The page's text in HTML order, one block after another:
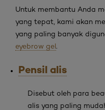
Untuk membantu Anda
yang tepat, kami akan
yang paling banyak
eyebrow gel.
Pensil alis
Disebut oleh para
alis yang paling